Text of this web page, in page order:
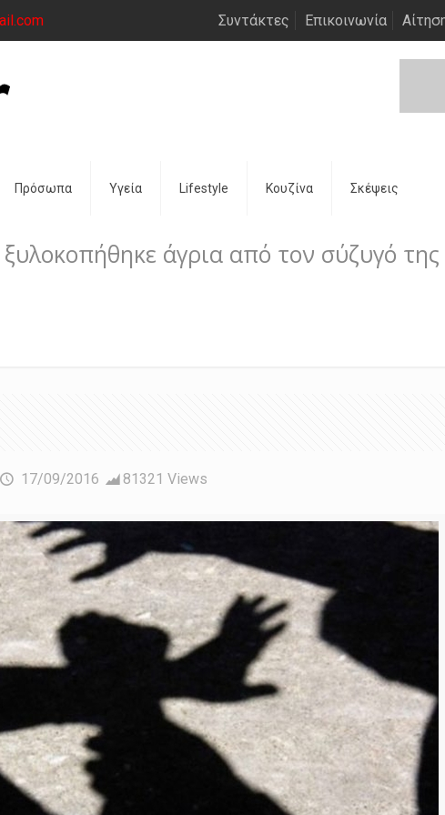
Συντάκτες Επικοινωνία
Πρόσωπα Υγεία Lifestyle Κουζίνα Σκέψεις
άγρια από τον σύζυγό της
17/09/2016 81321 Views